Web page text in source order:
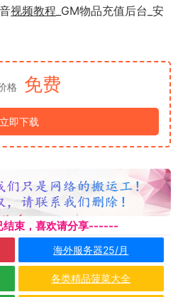
视频教程 _GM物品充值后台_安
格 免费
立即下载
束，喜欢请分享------
海外服务器25/月
各类精品菠菜大全